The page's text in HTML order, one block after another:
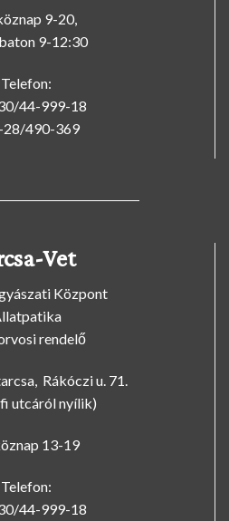
9-20,
9-12:30
Telefon:
44-999-18
28/490-369
Vet
Központ
rendelő
Rákóczi u. 71.
utcáról nyílik)
13-19
Telefon:
44-999-18